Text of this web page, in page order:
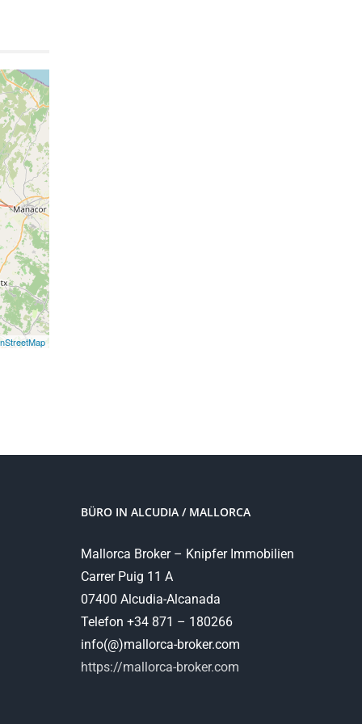
BÜRO IN ALCUDIA / MALLORCA
Mallorca Broker – Knipfer Immobilien
Carrer Puig 11 A
07400 Alcudia-Alcanada
Telefon +34 871 – 180266
info(@)mallorca-broker.com
https://mallorca-broker.com